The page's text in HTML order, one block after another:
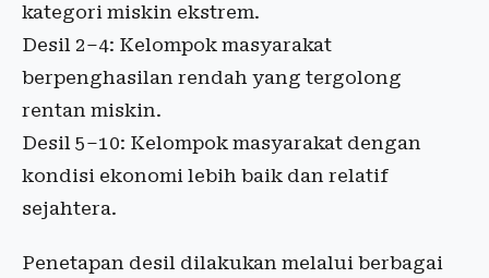
kategori miskin ekstrem.
Desil 2–4: Kelompok masyarakat
berpenghasilan rendah yang tergolong
rentan miskin.
Desil 5–10: Kelompok masyarakat dengan
kondisi ekonomi lebih baik dan relatif
sejahtera.
Penetapan desil dilakukan melalui berbagai